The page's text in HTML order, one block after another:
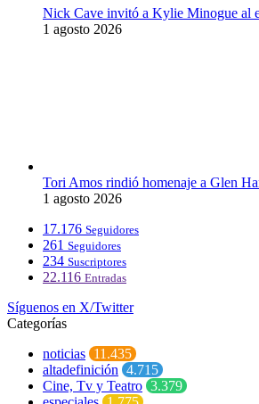
Nick Cave invitó a Kylie Minogue al
1 agosto 2026
Tori Amos rindió homenaje a Glen
1 agosto 2026
17.176 Seguidores
261 Seguidores
234 Suscriptores
22.116 Entradas
Síguenos en X/Twitter
Categorías
noticias 11.435
altadefinición 4.715
Cine, Tv y Teatro 3.379